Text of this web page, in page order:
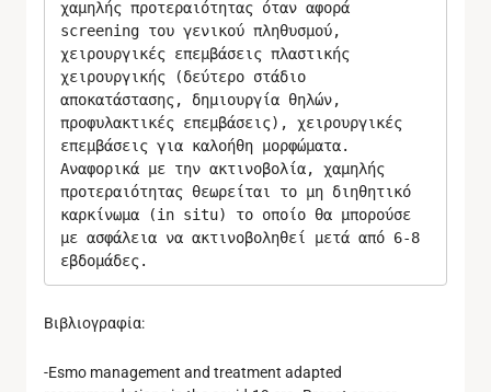
χαμηλής προτεραιότητας όταν αφορά
screening του γενικού πληθυσμού,
χειρουργικές επεμβάσεις πλαστικής
χειρουργικής (δεύτερο στάδιο
αποκατάστασης, δημιουργία θηλών,
προφυλακτικές επεμβάσεις), χειρουργικές
επεμβάσεις για καλοήθη μορφώματα.
Αναφορικά με την ακτινοβολία, χαμηλής
προτεραιότητας θεωρείται το μη διηθητικό
καρκίνωμα (in situ) το οποίο θα μπορούσε
με ασφάλεια να ακτινοβοληθεί μετά από 6-8
εβδομάδες.
Βιβλιογραφία:
-Esmo management and treatment adapted